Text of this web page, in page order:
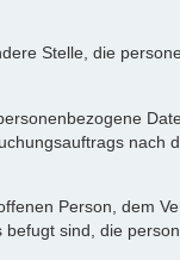
Stelle, die
nach
Person, dem
sind, die